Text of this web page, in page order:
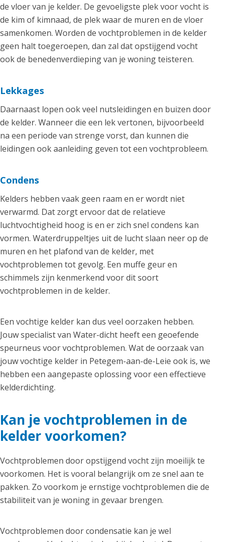
de vloer van je kelder. De gevoeligste plek voor vocht is
de kim of kimnaad, de plek waar de muren en de vloer
samenkomen. Worden de vochtproblemen in de kelder
geen halt toegeroepen, dan zal dat opstijgend vocht
ook de benedenverdieping van je woning teisteren.
Lekkages
Daarnaast lopen ook veel nutsleidingen en buizen door
de kelder. Wanneer die een lek vertonen, bijvoorbeeld
na een periode van strenge vorst, dan kunnen die
leidingen ook aanleiding geven tot een vochtprobleem.
Condens
Kelders hebben vaak geen raam en er wordt niet
verwarmd. Dat zorgt ervoor dat de relatieve
luchtvochtigheid hoog is en er zich snel condens kan
vormen. Waterdruppeltjes uit de lucht slaan neer op de
muren en het plafond van de kelder, met
vochtproblemen tot gevolg. Een muffe geur en
schimmels zijn kenmerkend voor dit soort
vochtproblemen in de kelder.
Een vochtige kelder kan dus veel oorzaken hebben.
Jouw specialist van Water-dicht heeft een geoefende
speurneus voor vochtproblemen. Wat de oorzaak van
jouw vochtige kelder in Petegem-aan-de-Leie ook is, we
hebben een aangepaste oplossing voor een effectieve
kelderdichting.
Kan je vochtproblemen in de
kelder voorkomen?
Vochtproblemen door opstijgend vocht zijn moeilijk te
voorkomen. Het is vooral belangrijk om ze snel aan te
pakken. Zo voorkom je ernstige vochtproblemen die de
stabiliteit van je woning in gevaar brengen.
Vochtproblemen door condensatie kan je wel